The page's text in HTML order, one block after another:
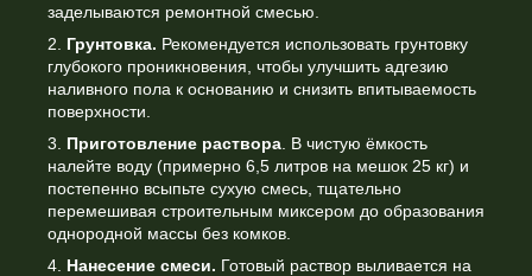
заделываются ремонтной смесью.
Грунтовка. Рекомендуется использовать грунтовку
глубокого проникновения, чтобы улучшить адгезию
наливного пола к основанию и снизить впитываемость
поверхности.
Приготовление раствора . В чистую ёмкость
налейте воду (примерно 6,5 литров на мешок 25 кг) и
постепенно всыпьте сухую смесь, тщательно
перемешивая строительным миксером до образования
однородной массы без комков.
Нанесение смеси. Готовый раствор выливается на